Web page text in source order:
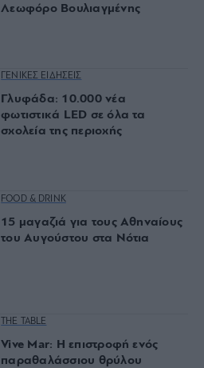
Λεωφόρο Βουλιαγμένης
ΓΕΝΙΚΕΣ ΕΙΔΗΣΕΙΣ
Γλυφάδα: 10.000 νέα
φωτιστικά LED σε όλα τα
σχολεία της περιοχής
FOOD & DRINK
15 μαγαζιά για τους Αθηναίους
του Αυγούστου στα Νότια
THE TABLE
Vive Mar: Η επιστροφή ενός
παραθαλάσσιου θρύλου